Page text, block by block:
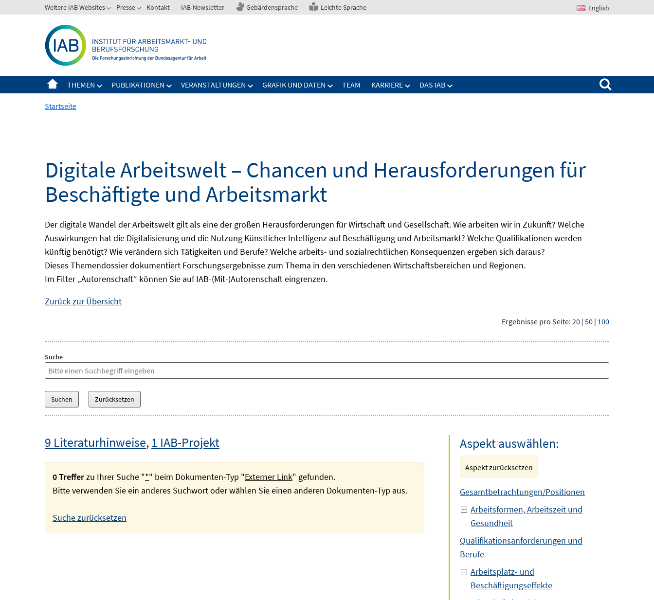
zum
Weitere IAB Websites Presse Kontakt IAB-Newsletter Gebärdensprache Leichte Sprache English
THEMEN PUBLIKATIONEN VERANSTALTUNGEN GRAFIK UND DATEN TEAM KARRIERE DAS IAB
Suchen nach:
Startseite
Digitale Arbeitswelt – Chancen und Herausforderungen für
Beschäftigte und Arbeitsmarkt
Der digitale Wandel der Arbeitswelt gilt als eine der großen Herausforderungen für Wirtschaft und Gesellschaft. Wie arbeiten wir in Zukunft? Welche
Auswirkungen hat die Digitalisierung und die Nutzung Künstlicher Intelligenz auf Beschäftigung und Arbeitsmarkt? Welche Qualifikationen werden
künftig benötigt? Wie verändern sich Tätigkeiten und Berufe? Welche arbeits- und sozialrechtlichen Konsequenzen ergeben sich daraus?
Dieses Themendossier dokumentiert Forschungsergebnisse zum Thema in den verschiedenen Wirtschaftsbereichen und Regionen.
Im Filter „Autorenschaft“ können Sie auf IAB-(Mit-)Autorenschaft eingrenzen.
Zurück zur Übersicht
Ergebnisse pro Seite: 20 | 50 | 100
Suche
9 Literaturhinweise, 1 IAB-Projekt
0 Trefferzu Ihrer Suche "*" beim Dokumenten-Typ "Externer Link" gefunden.
Bitte verwenden Sie ein anderes Suchwort oder wählen Sie einen anderen Dokumenten-Typ aus.
Suche zurücksetzen
Aspekt auswählen:
Aspekt zurücksetzen
Gesamtbetrachtungen/Positionen
Arbeitsformen, Arbeitszeit und
Gesundheit
Qualifikationsanforderungen und
Berufe
Arbeitsplatz- und
Beschäftigungseffekte